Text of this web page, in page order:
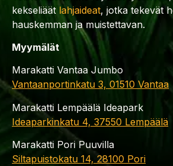
kekseliäät lahjaideat, jotka tekevät
hauskemman ja muistettavan.
Myymälät
Marakatti Vantaa Jumbo
Vantaanportinkatu 3, 01510 Vantaa
Marakatti Lempäälä Ideapark
Ideaparkinkatu 4, 37550 Lempäälä
Marakatti Pori Puuvilla
Siltapuistokatu 14, 28100 Pori